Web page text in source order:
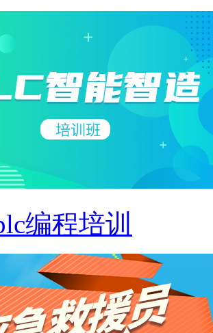
编程培训